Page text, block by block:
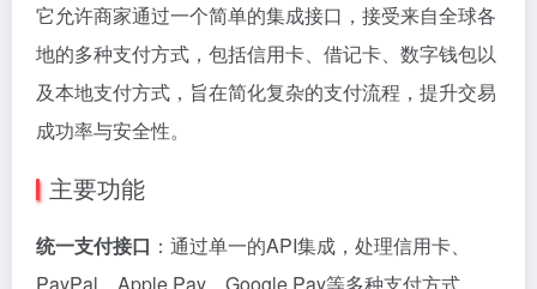
它允许商家通过一个简单的集成接口，接受来自全球各
地的多种支付方式，包括信用卡、借记卡、数字钱包以
及本地支付方式，旨在简化复杂的支付流程，提升交易
成功率与安全性。
主要功能
统一支付接口 ：通过单一的API集成，处理信用卡、